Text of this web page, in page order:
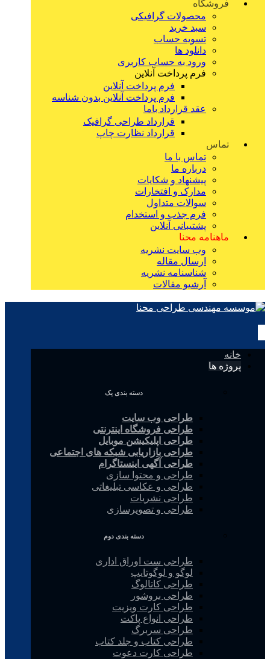
فروشگاه
محصولات گرافیکی
سبد خرید
تسویه حساب
دانلود ها
ورود به حساب کاربری
فرم پرداخت آنلاین
فرم پرداخت آنلاین
فرم پرداخت آنلاین بدون شناسه
عقد قرارداد باما
قرارداد طراحی گرافیک
قرارداد نظارت چاپ
تماس
تماس با ما
درباره ما
پیشنهاد و شکایات
مدارک و افتخارات
سوالات متداول
فرم جذب و استخدام
پشتیبانی آنلاین
ماهنامه محنا
وب سایت نشریه
ارسال مقاله
شناسنامه نشریه
آرشیو مقالات
خانه
پروژه ها
دسته بندی یک
طراحی وب سایت
طراحی فروشگاه اینترنتی
طراحی اپلیکیشن موبایل
طراحی بازاریابی شبکه های اجتماعی
طراحی آگهی اینستاگرام
طراحی و محتوا سازی
طراحی و عکاسی تبلیغاتی
طراحی نشریات
طراحی و تصویرسازی
دسته بندی دوم
طراحی ست اوراق اداری
لوگو و لوگوتایپ
طراحی کاتالوگ
طراحی بروشور
طراحی کارت ویزیت
طراحی انواع پاکت
طراحی سربرگ
طراحی کتاب و جلد کتاب
طراحی کارت دعوت